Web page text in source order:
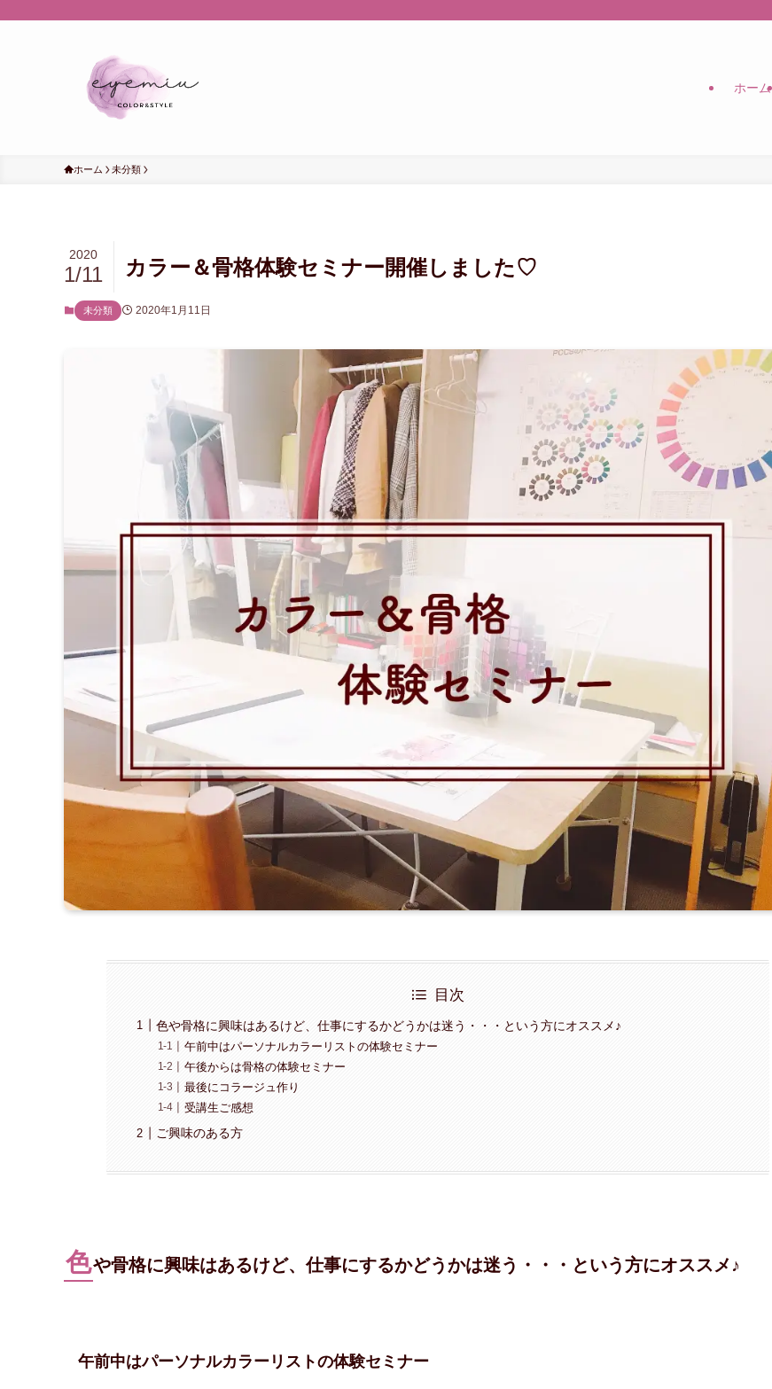
ホーム
ホーム 未分類
カラー＆骨格体験セミナー開催しました♡
2020
1/11
未分類 2020年1月11日
目次
色や骨格に興味はあるけど、仕事にするかどうかは迷う・・・という方にオススメ♪
午前中はパーソナルカラーリストの体験セミナー
午後からは骨格の体験セミナー
最後にコラージュ作り
受講生ご感想
ご興味のある方
色や骨格に興味はあるけど、仕事にするかどうかは迷う・・・という方にオススメ♪
午前中はパーソナルカラーリストの体験セミナー